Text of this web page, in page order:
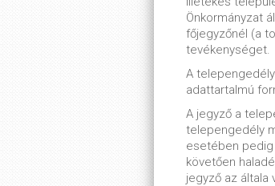
Önkormányzat
főjegyzőnél (a
tevékenységet.
A
adattartalmú
A jegyző a
telepengedély
esetében
követően
jegyző az